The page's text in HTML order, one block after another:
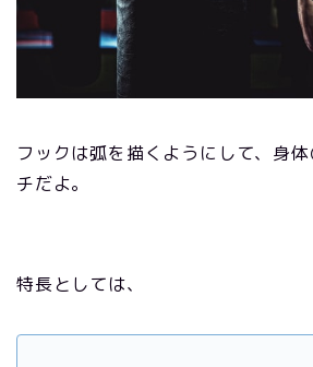
フックは弧を描くようにして、身
チだよ。
特長としては、